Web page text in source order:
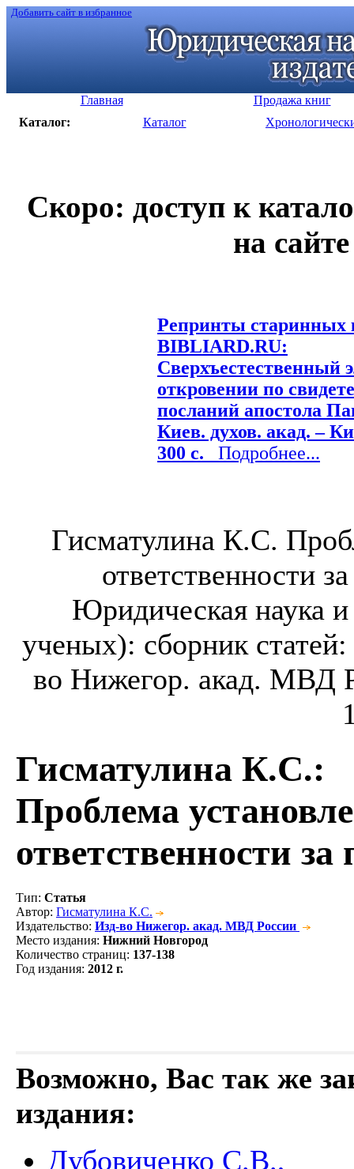
Добавить сайт в избранное
Главная
Продажа книг
Каталог:
Каталог
Скоро: доступ к
на
Репринты старинных
BIBLIARD.RU:
Сверхъестественный
откровении по
посланий апостола
Киев. духов. акад. –
300 с. Подробнее...
Гисматулина К.С.
ответственности
Юридическая наука
ученых): сборник
во Нижегор. акад. МВД
Гисматулина К.С.:
Проблема
ответственности
Тип: Статья
Автор: Гисматулина К.С.
Издательство: Изд-во Нижегор. акад. МВД России
Место издания: Нижний Новгород
Количество страниц: 137-138
Год издания: 2012 г.
Возможно, Вас так же
издания:
Дубовиченко С.В.,